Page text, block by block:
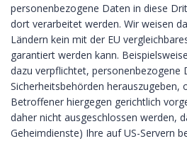
personenbezogene Daten in diese
dort verarbeitet werden. Wir weisen
Ländern kein mit der EU
garantiert werden kann.
dazu verpflichtet, personenbezogene
Sicherheitsbehörden herauszugeben,
Betroffener hiergegen gerichtlich
daher nicht ausgeschlossen werden,
Geheimdienste) Ihre auf US-Servern